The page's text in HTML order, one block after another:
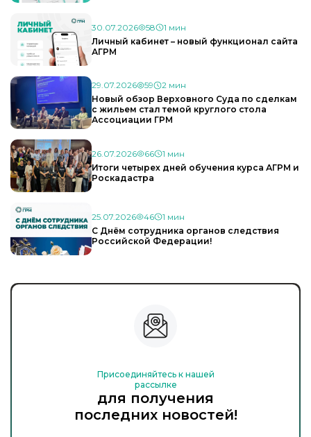
30.07.2026 58
1 мин
Личный кабинет – новый функционал сайта
АГРМ
29.07.2026 59
2 мин
Новый обзор Верховного Суда по сделкам
с жильем стал темой круглого стола
Ассоциации ГРМ
26.07.2026 66
1 мин
Итоги четырех дней обучения курса АГРМ и
Роскадастра
25.07.2026 46
1 мин
С Днём сотрудника органов следствия
Российской Федерации!
Присоединяйтесь к нашей
рассылке
для получения
последних новостей!